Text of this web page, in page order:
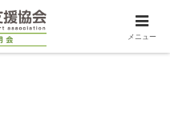
メニュー